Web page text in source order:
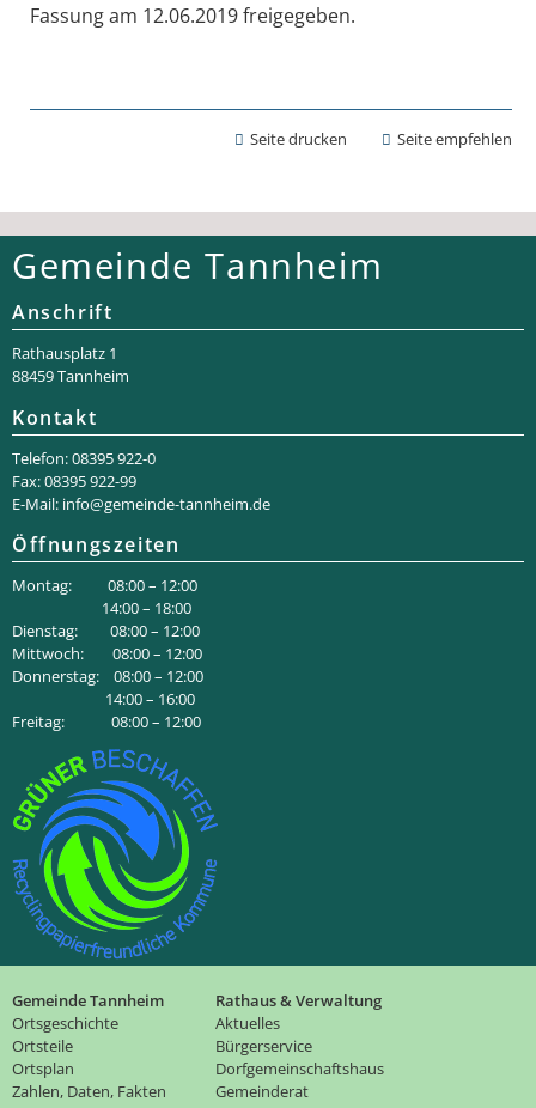
Fassung am 12.06.2019 freigegeben.
Seite drucken Seite empfehlen
Gemeinde Tannheim
Anschrift
Rathaus­platz 1
88459 Tannheim
Kontakt
Telefon: 08395 922-0
Fax: 08395 922-99
E-Mail: info@gemeinde-tannheim.de
Öffnungszeiten
Montag: 08:00 – 12:00
14:00 – 18:00
Dienstag: 08:00 – 12:00
Mittwoch: 08:00 – 12:00
Donnerstag: 08:00 – 12:00
14:00 – 16:00
Freitag: 08:00 – 12:00
Gemeinde Tannheim
Ortsgeschichte
Ortsteile
Ortsplan
Zahlen, Daten, Fakten
Rathaus & Verwaltung
Aktuelles
Bürgerservice
Dorfgemeinschaftshaus
Gemeinderat